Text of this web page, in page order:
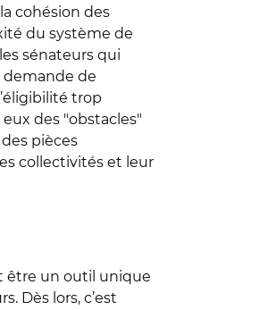
cohésion des
du système de
sénateurs qui
demande de
trop
des "obstacles"
pièces
collectivités et leur
être un outil unique
Dès lors, c’est